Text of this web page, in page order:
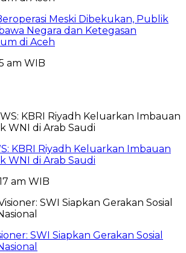
Meski Dibekukan, Publik
Negara dan Ketegasan
di Aceh
am WIB
KBRI Riyadh Keluarkan Imbauan
WNI di Arab Saudi
am WIB
SWI Siapkan Gerakan Sosial